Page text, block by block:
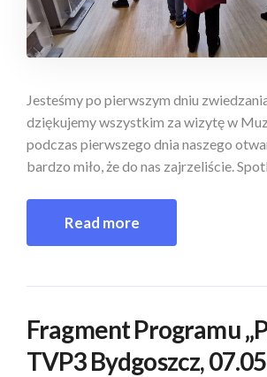
Jesteśmy po pierwszym dniu
dziękujemy wszystkim za wizytę w
podczas pierwszego dnia naszego
bardzo miło, że do nas zajrzeliście.
Read more
Fragment Programu
TVP3 Bydgoszcz,